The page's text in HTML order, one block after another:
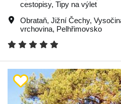
cestopisy, Tipy na výlet
Obrataň, Jižní Čechy,
vrchovina, Pelhřimovsko